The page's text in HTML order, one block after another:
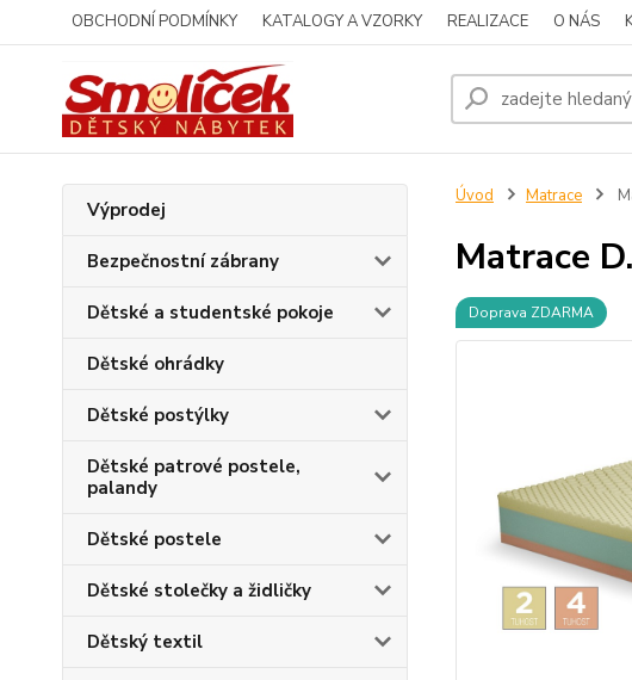
OBCHODNÍ PODMÍNKY KATALOGY A VZORKY REALIZACE O NÁS
Výprodej
Bezpečnostní zábrany
Dětské a studentské pokoje
Dětské ohrádky
Dětské postýlky
Dětské patrové postele,
palandy
Dětské postele
Dětské stolečky a židličky
Dětský textil
Úvod Matrace
Matrace
Doprava ZDARMA